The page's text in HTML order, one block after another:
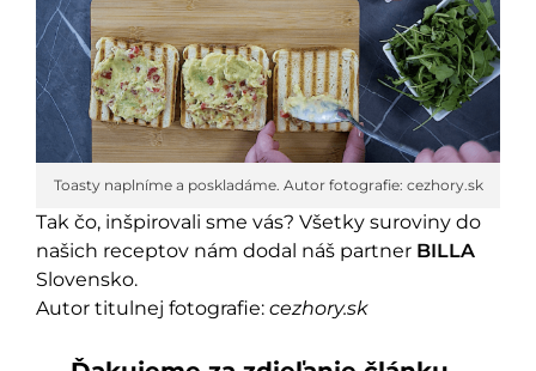
Toasty naplníme a poskladáme. Autor fotografie: cezhory.sk
Tak čo, inšpirovali sme vás? Všetky suroviny do
našich receptov nám dodal náš partner BILLA
Slovensko.
Autor titulnej fotografie: cezhory.sk